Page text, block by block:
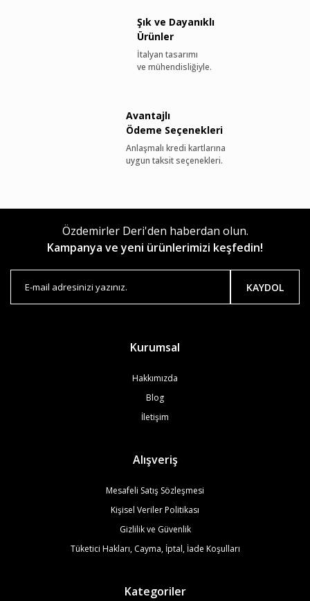
Şık ve Dayanıklı
Ürünler
İtalyan tasarımı
ve mühendisliğiyle.
Avantajlı
Ödeme Seçenekleri
Anlaşmalı kredi kartlarına
uygun taksit seçenekleri.
Özdemirler Deri'den haberdan olun.
Kampanya ve yeni ürünlerimizi keşfedin!
KAYDOL
Kurumsal
Hakkımızda
Blog
İletişim
Alışveriş
Mesafeli Satış Sözleşmesi
Kişisel Veriler Politikası
Gizlilik ve Güvenlik
Tüketici Hakları, Cayma, İptal, İade Koşulları
Kategoriler